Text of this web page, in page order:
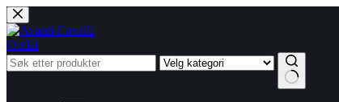
Hopp
til
innholdet
Outlet